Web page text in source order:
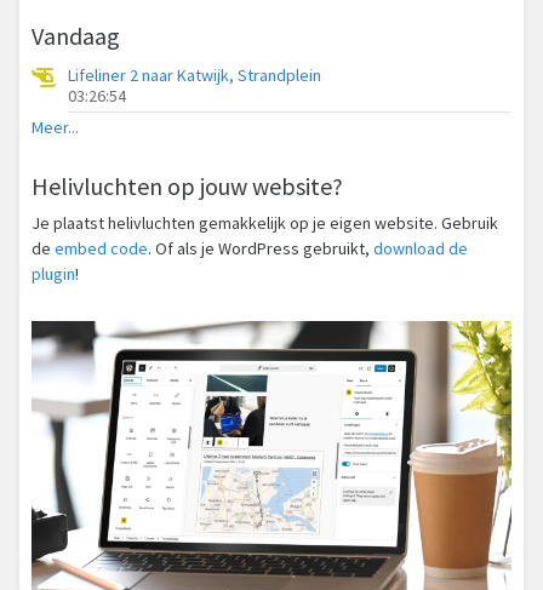
Vandaag
Lifeliner 2 naar Katwijk, Strandplein
03:26:54
Meer...
Helivluchten op jouw website?
Je plaatst helivluchten gemakkelijk op je eigen website. Gebruik
de embed code. Of als je WordPress gebruikt, download de
plugin!